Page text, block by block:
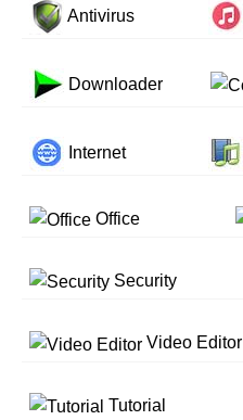
Antivirus
Downloader
Internet
Office
Security
Video Editor
Tutorial